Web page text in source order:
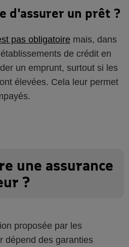
d'assurer un prêt ?
pas obligatoire mais, dans
de crédit en
un emprunt, surtout si les
élevées. Cela leur permet
une assurance
?
proposée par les
dépend des garanties